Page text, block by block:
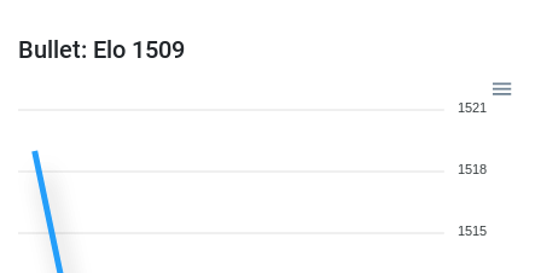
Bullet: Elo 1509
1521
1518
1515